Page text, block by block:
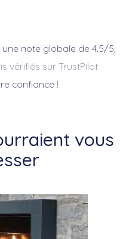
note globale de 4.5/5,
vérifiés sur TrustPilot
confiance !
vous